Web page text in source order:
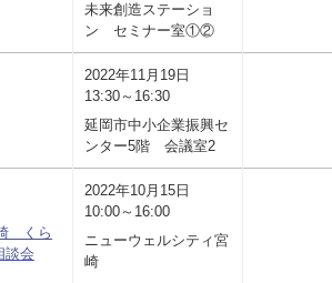
未来創造ステーショ
ン セミナー室①②
2022年11月19日
13:30～16:30
延岡市中小企業振興セ
ンター5階 会議室2
くら
談会
2022年10月15日
10:00～16:00
ニューウェルシティ宮
崎